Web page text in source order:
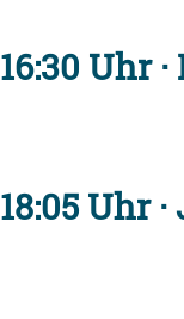
16:30 Uhr
18:05 Uhr